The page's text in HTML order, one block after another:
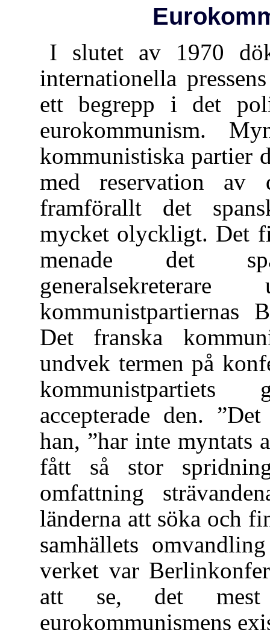
I slutet av 1970
internationella
ett begrepp i det
eurokommunism.
kommunistiska partier
med reservation av
framförallt det
mycket olyckligt. Det
menade det
kommunistpartiernas
Det franska
undvek termen på
kommunistpartiets
accepterade den.
han, ”har inte myntats
fått så stor
omfattning
länderna att söka och
samhällets
verket var
att se, det mest
eurokommunismens